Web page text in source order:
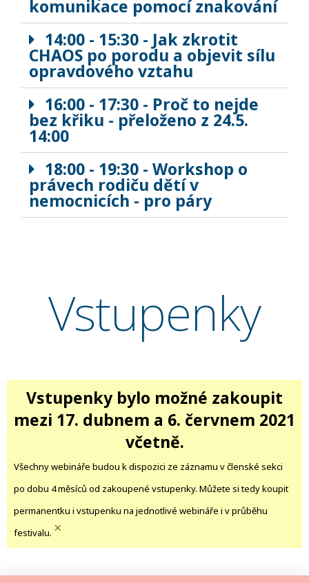
komunikace pomocí znakování
14:00 - 15:30 - Jak zkrotit
CHAOS po porodu a objevit sílu
opravdového vztahu
16:00 - 17:30 - Proč to nejde
bez křiku - přeloženo z 24.5.
14:00
18:00 - 19:30 - Workshop o
právech rodiču dětí v
nemocnicích - pro páry
Vstupenky
Vstupenky bylo možné zakoupit
mezi 17. dubnem a 6. červnem 2021
včetně.
Všechny webináře budou k dispozici ze záznamu v členské sekci
po dobu 4 měsíců od zakoupené vstupenky. Můžete si tedy koupit
permanentku i vstupenku na jednotlivé webináře i v průběhu
festivalu. ×